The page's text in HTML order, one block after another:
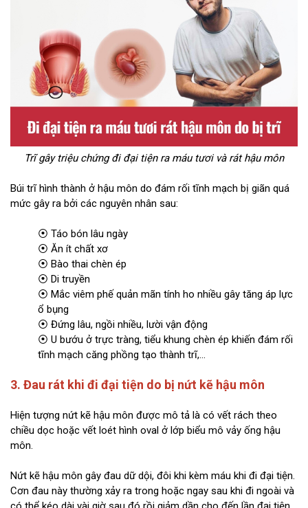
Trĩ gây triệu chứng đi đại tiện ra máu tươi và rát hậu môn
Búi trĩ hình thành ở hậu môn do đám rối tĩnh mạch bị giãn quá
mức gây ra bởi các nguyên nhân sau:
⦿ Táo bón lâu ngày
⦿ Ăn ít chất xơ
⦿ Bào thai chèn ép
⦿ Di truyền
⦿ Mắc viêm phế quản mãn tính ho nhiều gây tăng áp lực
ổ bụng
⦿ Đứng lâu, ngồi nhiều, lười vận động
⦿ U bướu ở trực tràng, tiểu khung chèn ép khiến đám rối
tĩnh mạch căng phồng tạo thành trĩ,...
3. Đau rát khi đi đại tiện do bị nứt kẽ hậu môn
Hiện tượng nứt kẽ hậu môn được mô tả là có vết rách theo
chiều dọc hoặc vết loét hình oval ở lớp biểu mô vảy ống hậu
môn.
Nứt kẽ hậu môn gây đau dữ dội, đôi khi kèm máu khi đi đại tiện.
Cơn đau này thường xảy ra trong hoặc ngay sau khi đi ngoài và